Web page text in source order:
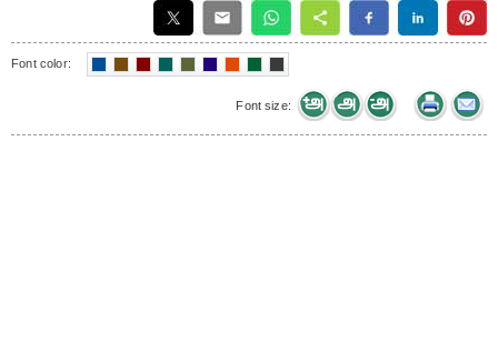
Font color:
Font size: